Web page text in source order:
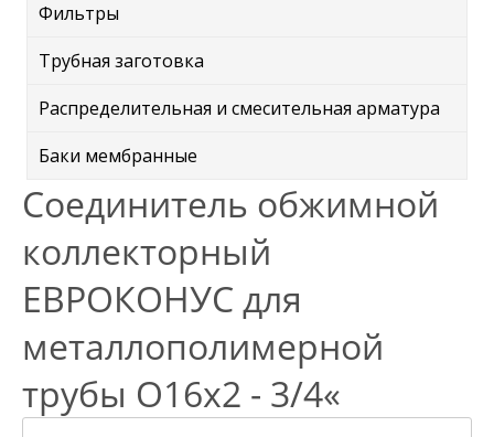
Фильтры
Трубная заготовка
Распределительная и смесительная арматура
Баки мембранные
Соединитель обжимной
коллекторный
EВРОКОНУС для
металлополимерной
трубы O16x2 - 3/4«